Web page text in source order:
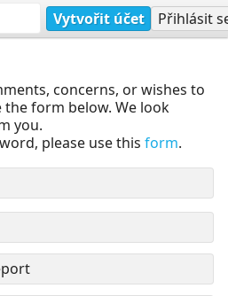
Vytvořit účet Přihlásit
concerns, or wishes to
form below. We look
you.
please use this form.